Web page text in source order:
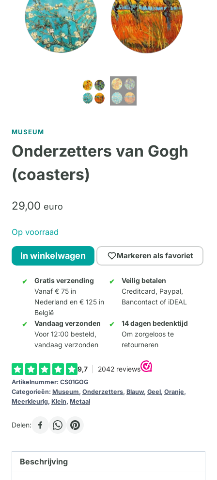
MUSEUM
Onderzetters van Gogh
(coasters)
29,00 euro
Op voorraad
Onderzetters
van
Gogh
(coasters)
aantal
In winkelwagen Markeren als favoriet
Gratis verzending
Vanaf € 75 in
Nederland en € 125 in
België
Veilig betalen
Creditcard, Paypal,
Bancontact of iDEAL
Vandaag verzonden
Voor 12:00 besteld,
vandaag verzonden
14 dagen bedenktijd
Om zorgeloos te
retourneren
Artikelnummer: CS01GOG
Categorieën: Museum, Onderzetters, Blauw, Geel, Oranje,
Meerkleurig, Klein, Metaal
Delen:
Beschrijving